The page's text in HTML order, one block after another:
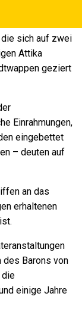
sich auf zwei
Attika
geziert
Einrahmungen,
eingebettet
– deuten auf
an das
erhaltenen
Barons von
die
einige Jahre